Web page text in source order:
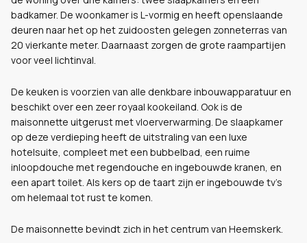
badkamer. De woonkamer is L-vormig en heeft openslaande
deuren naar het op het zuidoosten gelegen zonneterras van
20 vierkante meter. Daarnaast zorgen de grote raampartijen
voor veel lichtinval.
De keuken is voorzien van alle denkbare inbouwapparatuur en
beschikt over een zeer royaal kookeiland. Ook is de
maisonnette uitgerust met vloerverwarming. De slaapkamer
op deze verdieping heeft de uitstraling van een luxe
hotelsuite, compleet met een bubbelbad, een ruime
inloopdouche met regendouche en ingebouwde kranen, en
een apart toilet. Als kers op de taart zijn er ingebouwde tv’s
om helemaal tot rust te komen.
De maisonnette bevindt zich in het centrum van Heemskerk.